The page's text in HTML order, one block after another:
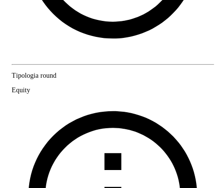
Tipologia round
Equity